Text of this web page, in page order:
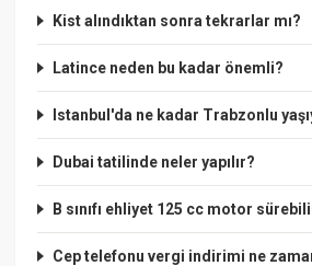
Kist alındıktan sonra tekrarlar mı?
Latince neden bu kadar önemli?
Istanbul'da ne kadar Trabzonlu
Dubai tatilinde neler yapılır?
B sınıfı ehliyet 125 cc motor
Cep telefonu vergi indirimi ne